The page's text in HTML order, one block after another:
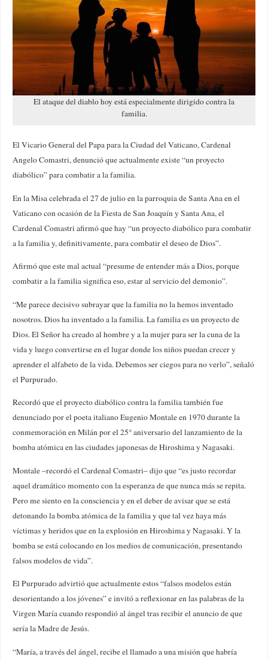
El ataque del diablo hoy está especialmente dirigido contra la
familia.
El Vicario General del Papa para la Ciudad del Vaticano, Cardenal
Angelo Comastri, denunció que actualmente existe “un proyecto
diabólico” para combatir a la familia.
En la Misa celebrada el 27 de julio en la parroquia de Santa Ana en el
Vaticano con ocasión de la Fiesta de San Joaquín y Santa Ana, el
Cardenal Comastri afirmó que hay “un proyecto diabólico para combatir
a la familia y, definitivamente, para combatir el deseo de Dios”.
Afirmó que este mal actual “presume de entender más a Dios, porque
combatir a la familia significa eso, estar al servicio del demonio”.
“Me parece decisivo subrayar que la familia no la hemos inventado
nosotros. Dios ha inventado a la familia. La familia es un proyecto de
Dios. El Señor ha creado al hombre y a la mujer para ser la cuna de la
vida y luego convertirse en el lugar donde los niños puedan crecer y
aprender el alfabeto de la vida. Debemos ser ciegos para no verlo”, señaló
el Purpurado.
Recordó que el proyecto diabólico contra la familia también fue
denunciado por el poeta italiano Eugenio Montale en 1970 durante la
conmemoración en Milán por el 25° aniversario del lanzamiento de la
bomba atómica en las ciudades japonesas de Hiroshima y Nagasaki.
Montale –recordó el Cardenal Comastri– dijo que “es justo recordar
aquel dramático momento con la esperanza de que nunca más se repita.
Pero me siento en la consciencia y en el deber de avisar que se está
detonando la bomba atómica de la familia y que tal vez haya más
víctimas y heridos que en la explosión en Hiroshima y Nagasaki. Y la
bomba se está colocando en los medios de comunicación, presentando
falsos modelos de vida”.
El Purpurado advirtió que actualmente estos “falsos modelos están
desorientando a los jóvenes” e invitó a reflexionar en las palabras de la
Virgen María cuando respondió al ángel tras recibir el anuncio de que
sería la Madre de Jesús.
“María, a través del ángel, recibe el llamado a una misión que habría